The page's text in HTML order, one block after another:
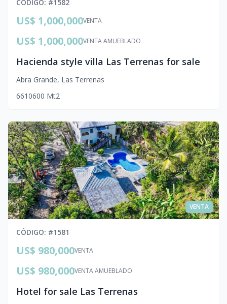
CÓDIGO: #1582
VENTA
US$ 1,000,000
VENTA AMUEBLADO
US$ 1,000,000
Hacienda style villa Las Terrenas for sale
Abra Grande, Las Terrenas
6610600 Mt2
VENTA
CÓDIGO: #1581
VENTA
US$ 980,000
VENTA AMUEBLADO
US$ 980,000
Hotel for sale Las Terrenas